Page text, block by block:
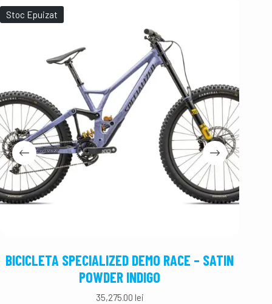
Stoc Epuizat
BICICLETA SPECIALIZED DEMO RACE – SATIN
POWDER INDIGO
35,275.00 lei